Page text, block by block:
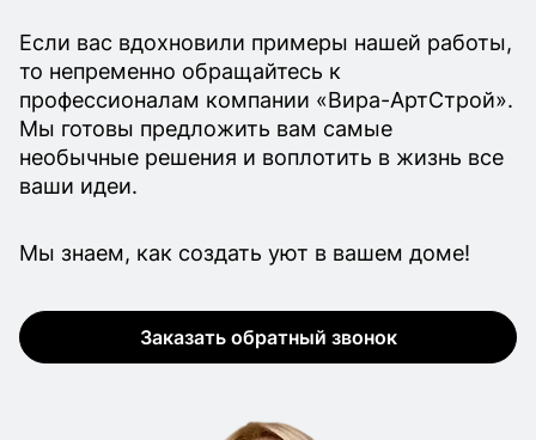
Если вас вдохновили примеры нашей работы,
то непременно обращайтесь к
профессионалам компании «Вира-АртСтрой».
Мы готовы предложить вам самые
необычные решения и воплотить в жизнь все
ваши идеи.
Мы знаем, как создать уют в вашем доме!
Заказать обратный звонок